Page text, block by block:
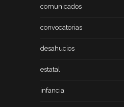
comunicados
convocatorias
desahucios
estatal
infancia